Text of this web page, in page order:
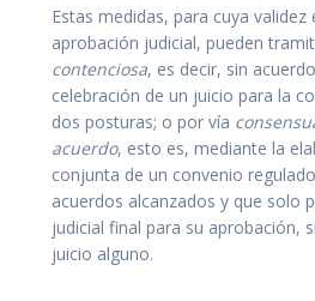
Estas medidas, para cuya validez
aprobación judicial, pueden
contenciosa, es decir, sin
celebración de un juicio para la
dos posturas; o por vía
acuerdo, esto es, mediante la
conjunta de un convenio
acuerdos alcanzados y que solo
judicial final para su aprobación,
juicio alguno.